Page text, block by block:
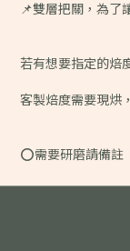
📌雙層把關，為了
若有想要指定的焙
客製焙度需要現烘
⭕️需要研磨請備註